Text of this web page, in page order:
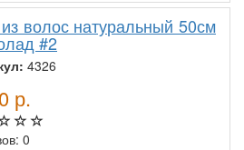
волос натуральный 50см
#2
4326
р.
0